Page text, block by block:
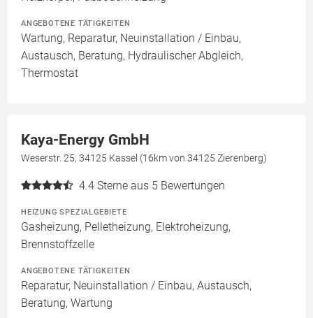
ANGEBOTENE TÄTIGKEITEN
Wartung, Reparatur, Neuinstallation / Einbau,
Austausch, Beratung, Hydraulischer Abgleich,
Thermostat
Kaya-Energy GmbH
Weserstr. 25, 34125 Kassel (16km von 34125 Zierenberg)
4.4 Sterne aus 5 Bewertungen
HEIZUNG SPEZIALGEBIETE
Gasheizung, Pelletheizung, Elektroheizung,
Brennstoffzelle
ANGEBOTENE TÄTIGKEITEN
Reparatur, Neuinstallation / Einbau, Austausch,
Beratung, Wartung